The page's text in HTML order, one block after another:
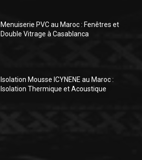
Menuiserie PVC au Maroc : Fenêtres et
Double Vitrage à Casablanca
Isolation Mousse ICYNENE au Maroc :
Isolation Thermique et Acoustique